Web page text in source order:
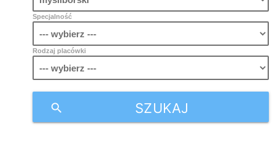
Specjalność
Rodzaj placówki
SZUKAJ
search